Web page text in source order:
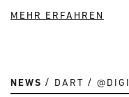
MEHR ERFAHREN
NEWS DART